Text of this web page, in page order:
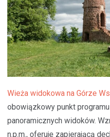
Wieża widokowa na Górze
obowiązkowy punkt
panoramicznych widoków.
n.p.m., oferuje zapierającą